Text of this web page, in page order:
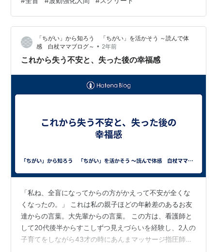
とると、技の実演とかは厳しいこともあるんよね。 感覚
はかなり鋭いは鋭い。 内容も理解したことじゃし、波動
強化することにした。 盲目でもメールのやりとりができ
て、それなりに意思疎通ができる。 それは、しゃべる携
帯電話を使うてのことなんよね。 まるで健常者のような
メールのやりとり、ともあれ稀有な…
「ちがい」から知ろう 「ちがい」を活かそう ～読んで体
感 白杖ママブログ～ • 2年前
これから失う不安と、失った後の幸福感
「私ね、全盲になってからの方がかえって不安が全くな
くなったの。」 これは私の親子ほどの年齢差のあるお友
達からの言葉。大先輩からの言葉。 この方は、看護師と
して20代後半からすこしずつ見えづらいを経験し、2人の
子育てをしながら43才の時にあんまマッサージ指圧師に